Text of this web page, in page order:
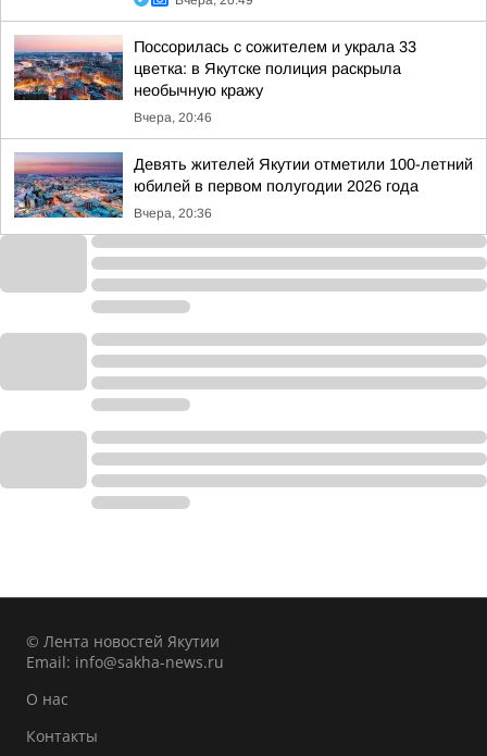
Поссорилась с сожителем и украла 33
цветка: в Якутске полиция раскрыла
необычную кражу
Вчера, 20:46
Девять жителей Якутии отметили 100-летний
юбилей в первом полугодии 2026 года
Вчера, 20:36
© Лента новостей Якутии
Email: info@sakha-news.ru
О нас
Контакты